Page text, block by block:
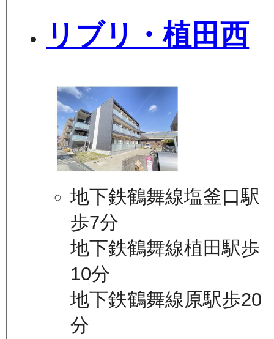
リブリ・植田西
地下鉄鶴舞線塩釜口駅
歩7分
地下鉄鶴舞線植田駅歩
10分
地下鉄鶴舞線原駅歩20
分